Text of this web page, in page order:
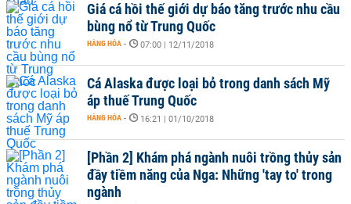
Giá cá hồi thế giới dự báo tăng trước nhu cầu
bùng nổ từ Trung Quốc
HÀNG HÓA - 07:00 | 12/11/2018
Cá Alaska được loại bỏ trong danh sách Mỹ
áp thuế Trung Quốc
HÀNG HÓA - 16:21 | 01/10/2018
[Phần 2] Khám phá ngành nuôi trồng thủy sản
đầy tiềm năng của Nga: Những 'tay to' trong
ngành